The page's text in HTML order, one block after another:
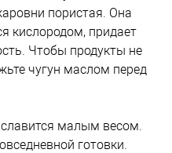
пористая. Она
кислородом, придает
Чтобы продукты не
чугун маслом перед
славится малым весом.
готовки.